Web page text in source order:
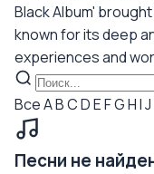
Black Album'
known for its deep
experiences and
ВсеABCDEFGHIJ
Песни не